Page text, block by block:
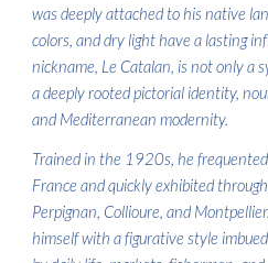
was deeply attached to his native
colors, and dry light have a lasting
nickname, Le Catalan, is not only a
a deeply rooted pictorial identity,
and Mediterranean modernity.
Trained in the 1920s, he
France and quickly exhibited
Perpignan, Collioure, and
himself with a figurative style